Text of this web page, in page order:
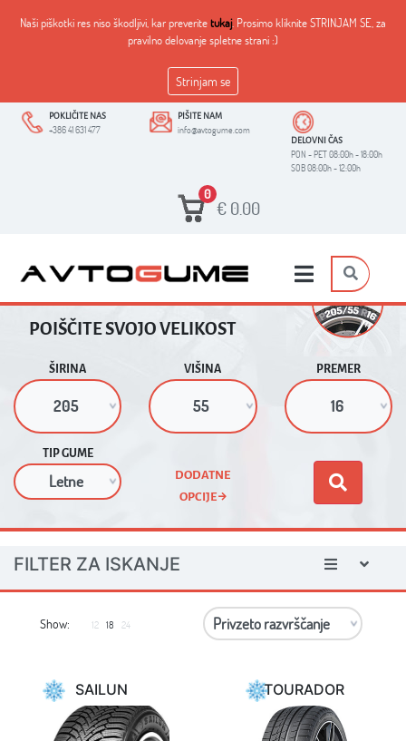
Naši piškotki res niso škodljivi, kar preveritetukaj. Prosimo kliknite STRINJAM SE, za
pravilno delovanje spletne strani :)
Strinjam se
POKLIČITE NAS
+386 41 631 477
PIŠITE NAM
info@avtogume.com
DELOVNI ČAS
PON - PET 08:00h - 18:00h
SOB 08:00h - 12:00h
0
€ 0.00
POIŠČITE SVOJO VELIKOST
ŠIRINA VIŠINA PREMER
TIP GUME
DODATNE
OPCIJE
Show: 12 18 24
SAILUN TOURADOR
FILTER ZA ISKANJE